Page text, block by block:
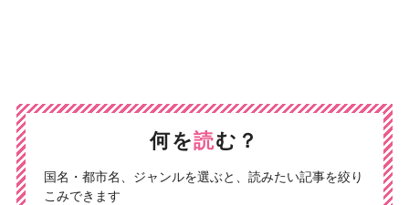
何を読む？
国名・都市名、ジャンルを選ぶと、読みたい記事を絞り
こみできます